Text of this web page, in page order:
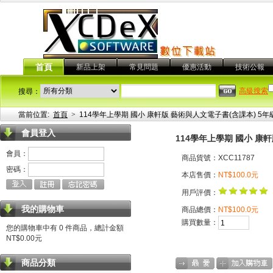
首頁 新品上架 常見問題 優惠活動 技術公報
搜尋： 高級搜索
當前位置: 首頁 > 114學年上學期 國小 康軒版 藝術與人文電子書(含課本) 5年
會員登入
會員：
密碼：
我的購物車
您的購物車中有 0 件商品，總計金額
NT$0.00元
商品分類
114學年上學期 國小 康
商品貨號：XCC11787
本店售價： NT$100.0元
用戶評價：
商品總價： NT$100.0元
購買數量：